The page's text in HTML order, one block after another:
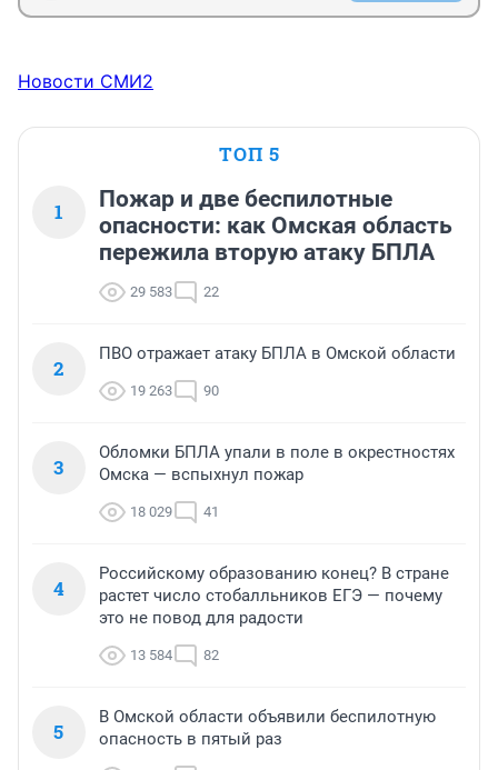
Новости СМИ2
ТОП 5
1
Пожар и две беспилотные
опасности: как Омская область
пережила вторую атаку БПЛА
29 583 22
2
ПВО отражает атаку БПЛА в Омской области
19 263 90
3
Обломки БПЛА упали в поле в окрестностях
Омска — вспыхнул пожар
18 029 41
4
Российскому образованию конец? В стране
растет число стобалльников ЕГЭ — почему
это не повод для радости
13 584 82
5
В Омской области объявили беспилотную
опасность в пятый раз